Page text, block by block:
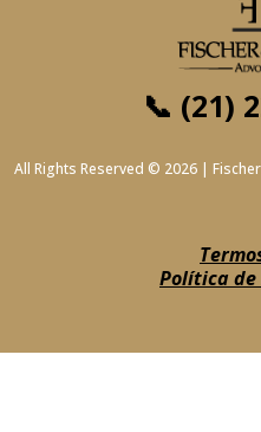
📞 (21)
All Rights Reserved © 2026 |
Política